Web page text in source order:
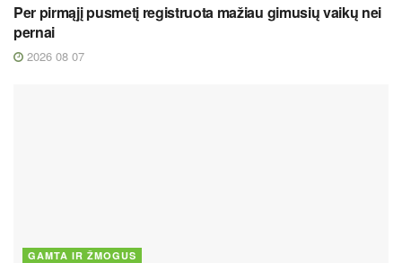
Per pirmąjį pusmetį registruota mažiau gimusių vaikų nei
pernai
2026 08 07
GAMTA IR ŽMOGUS